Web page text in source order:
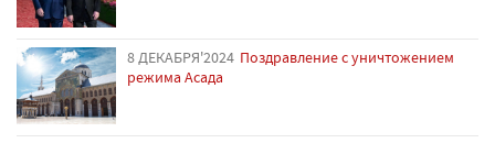
8 ДЕКАБРЯ'2024 Поздравление с уничтожением
режима Асада